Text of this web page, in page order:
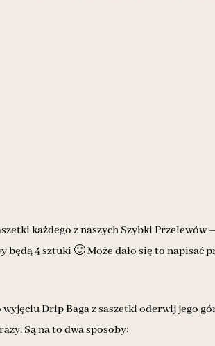
każdego z naszych Szybki
4 sztuki 🙂 Może dało się to napisać
Drip Baga z saszetki oderwij jego
Są na to dwa sposoby: